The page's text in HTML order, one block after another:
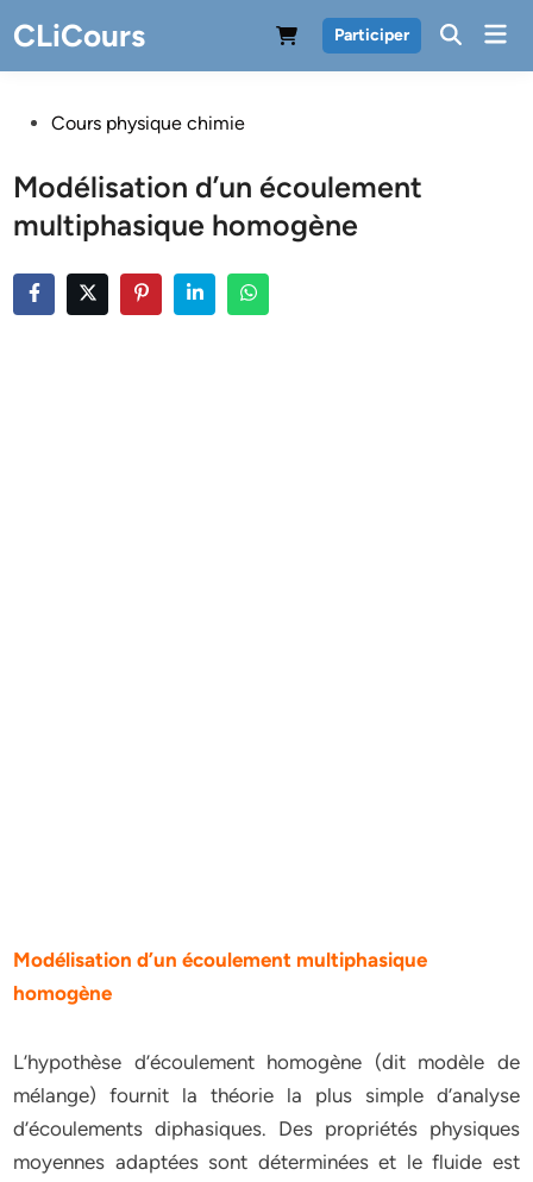
to
content
CLiCours Participer
PostedCours physique chimie
Modélisation d’un écoulement
multiphasique homogène
Modélisation d’un écoulement multiphasique
homogène
L’hypothèse d’écoulement homogène (dit modèle de
mélange) fournit la théorie la plus simple d’analyse
d’écoulements diphasiques. Des propriétés physiques
moyennes adaptées sont déterminées et le fluide est